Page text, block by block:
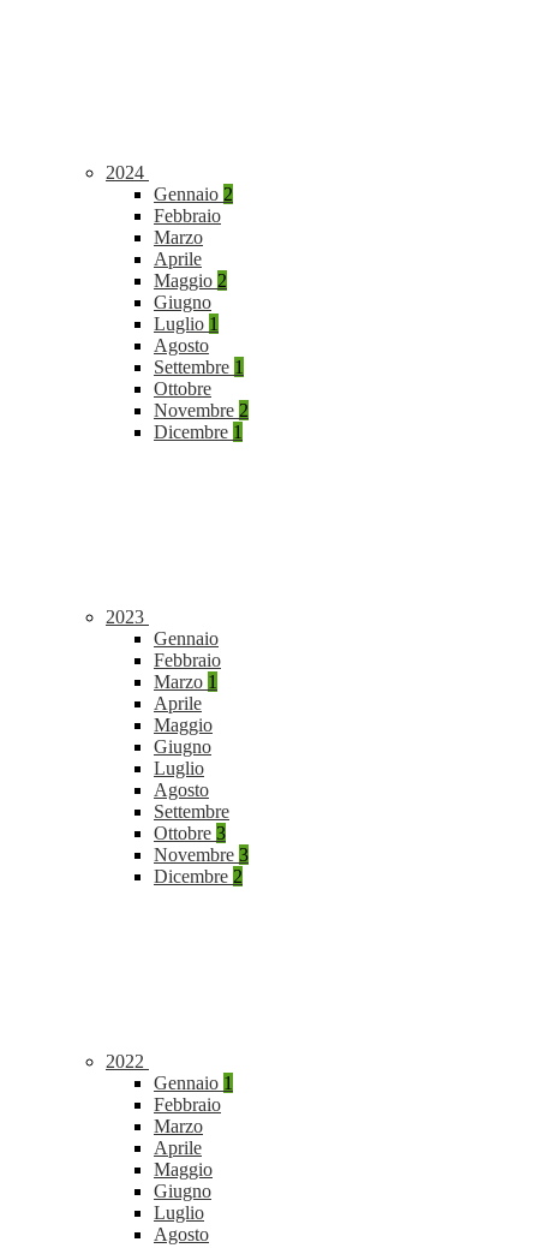
2024
Gennaio 2
Febbraio
Marzo
Aprile
Maggio 2
Giugno
Luglio 1
Agosto
Settembre 1
Ottobre
Novembre 2
Dicembre 1
2023
Gennaio
Febbraio
Marzo 1
Aprile
Maggio
Giugno
Luglio
Agosto
Settembre
Ottobre 3
Novembre 3
Dicembre 2
2022
Gennaio 1
Febbraio
Marzo
Aprile
Maggio
Giugno
Luglio
Agosto